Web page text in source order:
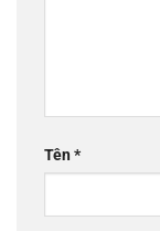
Tên*